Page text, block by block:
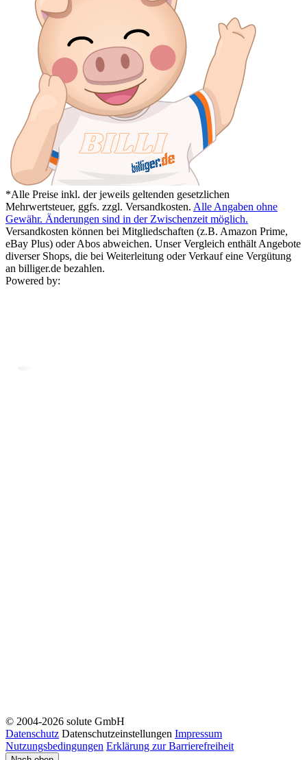
*Alle Preise inkl. der jeweils geltenden gesetzlichen
Mehrwertsteuer, ggfs. zzgl. Versandkosten. Alle Angaben ohne
Gewähr. Änderungen sind in der Zwischenzeit möglich.
Versandkosten können bei Mitgliedschaften (z.B. Amazon Prime,
eBay Plus) oder Abos abweichen. Unser Vergleich enthält Angebote
diverser Shops, die bei Weiterleitung oder Verkauf eine Vergütung
an billiger.de bezahlen.
Powered by:
© 2004-2026 solute GmbH
Datenschutz Datenschutzeinstellungen Impressum
Nutzungsbedingungen Erklärung zur Barrierefreiheit